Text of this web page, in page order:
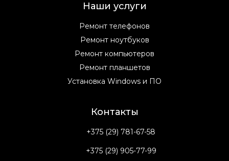
Наши услуги
Ремонт телефонов
Ремонт ноутбуков
Ремонт компьютеров
Ремонт планшетов
Установка Windows и ПО
Контакты
+375 (29) 781-67-58
+375 (29) 905-77-99